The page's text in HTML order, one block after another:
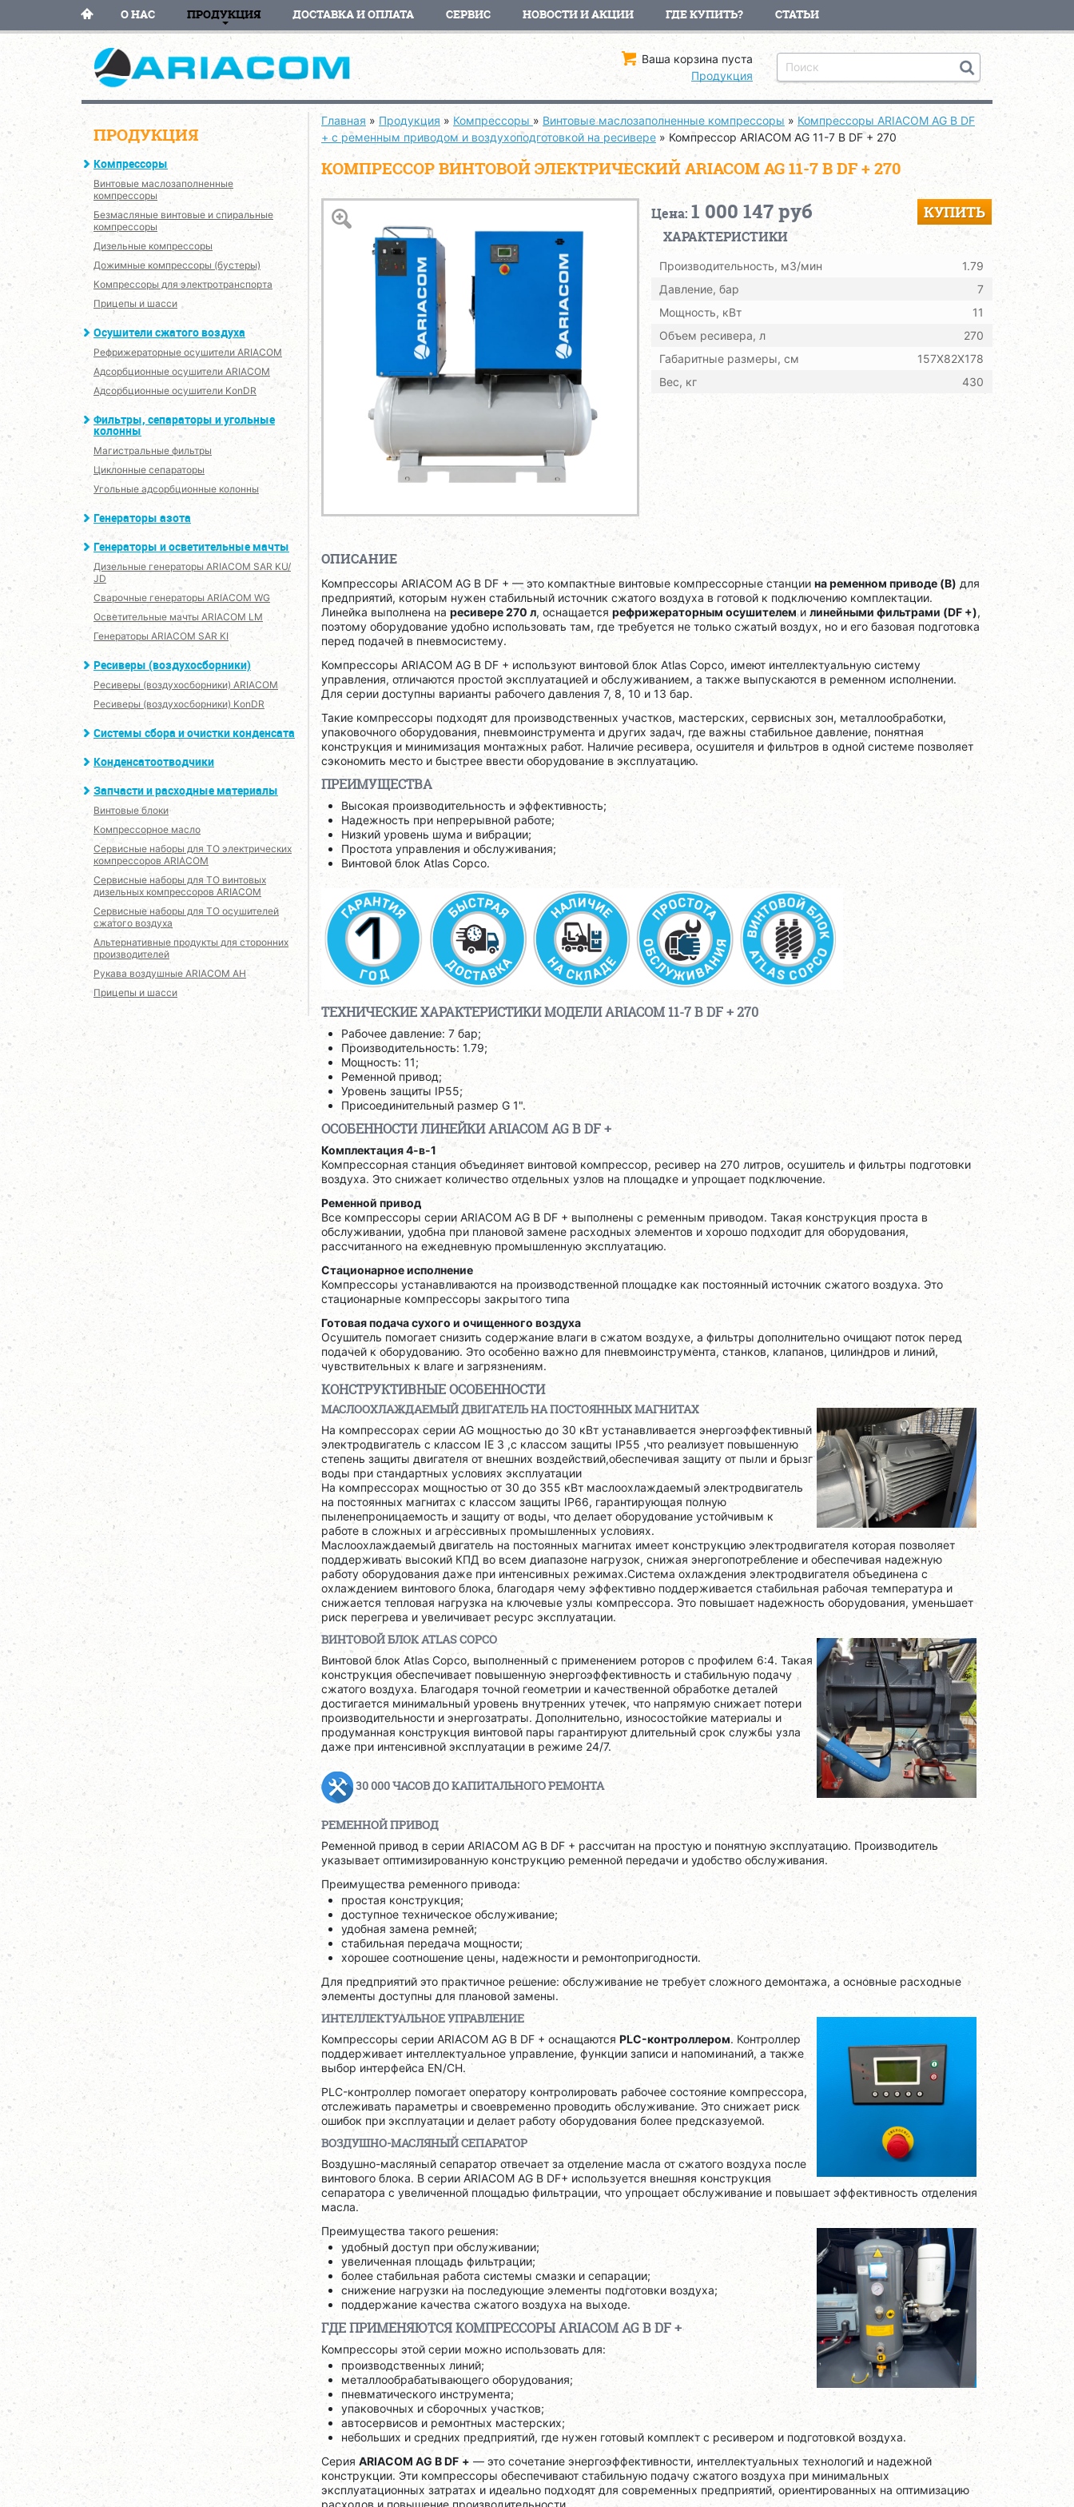
О НАС ПРОДУКЦИЯ ДОСТАВКА И ОПЛАТА СЕРВИС НОВОСТИ И АКЦИИ ГДЕ КУПИТЬ? СТАТЬИ
Ваша корзина пуста
Продукция
ПРОДУКЦИЯ
Компрессоры
Винтовые маслозаполненные
компрессоры
Безмасляные винтовые и спиральные
компрессоры
Дизельные компрессоры
Дожимные компрессоры (бустеры)
Компрессоры для электротранспорта
Прицепы и шасси
Осушители сжатого воздуха
Рефрижераторные осушители ARIACOM
Адсорбционные осушители ARIACOM
Адсорбционные осушители KonDR
Фильтры, сепараторы и угольные
колонны
Магистральные фильтры
Циклонные сепараторы
Угольные адсорбционные колонны
Генераторы азота
Генераторы и осветительные мачты
Дизельные генераторы ARIACOM SAR KU/
JD
Сварочные генераторы ARIACOM WG
Осветительные мачты ARIACOM LM
Генераторы ARIACOM SAR KI
Ресиверы (воздухосборники)
Ресиверы (воздухосборники) ARIACOM
Ресиверы (воздухосборники) KonDR
Системы сбора и очистки конденсата
Конденсатоотводчики
Запчасти и расходные материалы
Винтовые блоки
Компрессорное масло
Сервисные наборы для ТО электрических
компрессоров ARIACOM
Сервисные наборы для ТО винтовых
дизельных компрессоров ARIACOM
Сервисные наборы для ТО осушителей
сжатого воздуха
Альтернативные продукты для сторонних
производителей
Рукава воздушные ARIACOM AH
Прицепы и шасси
Главная » Продукция » Компрессоры » Винтовые маслозаполненные компрессоры » Компрессоры ARIACOM AG B DF
+ с ременным приводом и воздухоподготовкой на ресивере »Компрессор ARIACOM AG 11-7 B DF + 270
КОМПРЕССОР ВИНТОВОЙ ЭЛЕКТРИЧЕСКИЙ ARIACOM AG 11-7 B DF + 270
Цена: 1 000 147 руб КУПИТЬ
ХАРАКТЕРИСТИКИ
Производительность, м3/мин
1.79
Давление, бар
7
Мощность, кВт
11
Объем ресивера, л
270
Габаритные размеры, см
157X82X178
Вес, кг
430
ОПИСАНИЕ
Компрессоры ARIACOM AG B DF + — это компактные винтовые компрессорные станции на ременном приводе (B) для
предприятий, которым нужен стабильный источник сжатого воздуха в готовой к подключению комплектации.
Линейка выполнена наресивере 270 л, оснащается рефрижераторным осушителеми линейными фильтрами (DF +),
поэтому оборудование удобно использовать там, где требуется не только сжатый воздух, но и его базовая подготовка
перед подачей в пневмосистему.
Компрессоры ARIACOM AG B DF + используют винтовой блок Atlas Copco, имеют интеллектуальную систему
управления, отличаются простой эксплуатацией и обслуживанием, а также выпускаются в ременном исполнении.
Для серии доступны варианты рабочего давления 7, 8, 10 и 13 бар.
Такие компрессоры подходят для производственных участков, мастерских, сервисных зон, металлообработки,
упаковочного оборудования, пневмоинструмента и других задач, где важны стабильное давление, понятная
конструкция и минимизация монтажных работ. Наличие ресивера, осушителя и фильтров в одной системе позволяет
сэкономить место и быстрее ввести оборудование в эксплуатацию.
ПРЕИМУЩЕСТВА
Высокая производительность и эффективность;
Надежность при непрерывной работе;
Низкий уровень шума и вибрации;
Простота управления и обслуживания;
Винтовой блок Atlas Copco.
ТЕХНИЧЕСКИЕ ХАРАКТЕРИСТИКИ МОДЕЛИ ARIACOM 11-7 B DF + 270
Рабочее давление: 7 бар;
Производительность: 1.79;
Мощность: 11;
Ременной привод;
Уровень защиты IP55;
Присоединительный размер G 1".
ОСОБЕННОСТИ ЛИНЕЙКИ ARIACOM AG B DF +
Комплектация 4-в-1
Компрессорная станция объединяет винтовой компрессор, ресивер на 270 литров, осушитель и фильтры подготовки
воздуха. Это снижает количество отдельных узлов на площадке и упрощает подключение.
Ременной привод
Все компрессоры серии ARIACOM AG B DF + выполнены с ременным приводом. Такая конструкция проста в
обслуживании, удобна при плановой замене расходных элементов и хорошо подходит для оборудования,
рассчитанного на ежедневную промышленную эксплуатацию.
Стационарное исполнение
Компрессоры устанавливаются на производственной площадке как постоянный источник сжатого воздуха. Это
стационарные компрессоры закрытого типа
Готовая подача сухого и очищенного воздуха
Осушитель помогает снизить содержание влаги в сжатом воздухе, а фильтры дополнительно очищают поток перед
подачей к оборудованию. Это особенно важно для пневмоинструмента, станков, клапанов, цилиндров и линий,
чувствительных к влаге и загрязнениям.
КОНСТРУКТИВНЫЕ ОСОБЕННОСТИ
МАСЛООХЛАЖДАЕМЫЙ ДВИГАТЕЛЬ НА ПОСТОЯННЫХ МАГНИТАХ
На компрессорах серии AG мощностью до 30 кВт устанавливается энергоэффективный
электродвигатель с классом IE 3 ,с классом защиты IP55 ,что реализует повышенную
степень защиты двигателя от внешних воздействий,обеспечивая защиту от пыли и брызг
воды при стандартных условиях эксплуатации
На компрессорах мощностью от 30 до 355 кВт маслоохлаждаемый электродвигатель
на постоянных магнитах с классом защиты IP66, гарантирующая полную
пыленепроницаемость и защиту от воды, что делает оборудование устойчивым к
работе в сложных и агрессивных промышленных условиях.
Маслоохлаждаемый двигатель на постоянных магнитах имеет конструкцию электродвигателя которая позволяет
поддерживать высокий КПД во всем диапазоне нагрузок, снижая энергопотребление и обеспечивая надежную
работу оборудования даже при интенсивных режимах.Система охлаждения электродвигателя объединена с
охлаждением винтового блока, благодаря чему эффективно поддерживается стабильная рабочая температура и
снижается тепловая нагрузка на ключевые узлы компрессора. Это повышает надежность оборудования, уменьшает
риск перегрева и увеличивает ресурс эксплуатации.
ВИНТОВОЙ БЛОК ATLAS COPCO
Винтовой блок Atlas Copco, выполненный с применением роторов с профилем 6:4. Такая
конструкция обеспечивает повышенную энергоэффективность и стабильную подачу
сжатого воздуха. Благодаря точной геометрии и качественной обработке деталей
достигается минимальный уровень внутренних утечек, что напрямую снижает потери
производительности и энергозатраты. Дополнительно, износостойкие материалы и
продуманная конструкция винтовой пары гарантируют длительный срок службы узла
даже при интенсивной эксплуатации в режиме 24/7.
30 000 ЧАСОВ ДО КАПИТАЛЬНОГО РЕМОНТА
РЕМЕННОЙ ПРИВОД
Ременной привод в серии ARIACOM AG B DF + рассчитан на простую и понятную эксплуатацию. Производитель
указывает оптимизированную конструкцию ременной передачи и удобство обслуживания.
Преимущества ременного привода:
простая конструкция;
доступное техническое обслуживание;
удобная замена ремней;
стабильная передача мощности;
хорошее соотношение цены, надежности и ремонтопригодности.
Для предприятий это практичное решение: обслуживание не требует сложного демонтажа, а основные расходные
элементы доступны для плановой замены.
ИНТЕЛЛЕКТУАЛЬНОЕ УПРАВЛЕНИЕ
Компрессоры серии ARIACOM AG B DF + оснащаются PLC-контроллером. Контроллер
поддерживает интеллектуальное управление, функции записи и напоминаний, а также
выбор интерфейса EN/CH.
PLC-контроллер помогает оператору контролировать рабочее состояние компрессора,
отслеживать параметры и своевременно проводить обслуживание. Это снижает риск
ошибок при эксплуатации и делает работу оборудования более предсказуемой.
ВОЗДУШНО-МАСЛЯНЫЙ СЕПАРАТОР
Воздушно-масляный сепаратор отвечает за отделение масла от сжатого воздуха после
винтового блока. В серии ARIACOM AG B DF+ используется внешняя конструкция
сепаратора с увеличенной площадью фильтрации, что упрощает обслуживание и повышает эффективность отделения
масла.
Преимущества такого решения:
удобный доступ при обслуживании;
увеличенная площадь фильтрации;
более стабильная работа системы смазки и сепарации;
снижение нагрузки на последующие элементы подготовки воздуха;
поддержание качества сжатого воздуха на выходе.
ГДЕ ПРИМЕНЯЮТСЯ КОМПРЕССОРЫ ARIACOM AG B DF +
Компрессоры этой серии можно использовать для:
производственных линий;
металлообрабатывающего оборудования;
пневматического инструмента;
упаковочных и сборочных участков;
автосервисов и ремонтных мастерских;
небольших и средних предприятий, где нужен готовый комплект с ресивером и подготовкой воздуха.
Серия ARIACOM AG B DF + — это сочетание энергоэффективности, интеллектуальных технологий и надежной
конструкции. Эти компрессоры обеспечивают стабильную подачу сжатого воздуха при минимальных
эксплуатационных затратах и идеально подходят для современных предприятий, ориентированных на оптимизацию
расходов и повышение производительности.